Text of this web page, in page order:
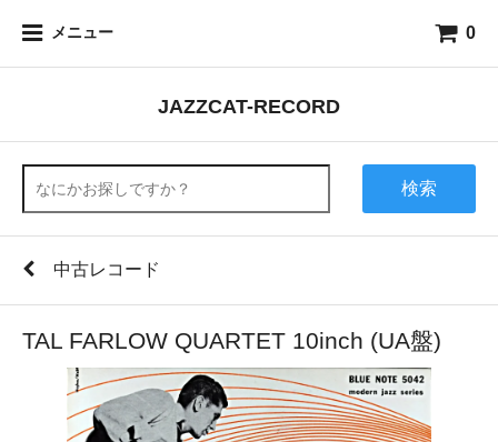
メニュー 0
JAZZCAT-RECORD
検索
中古レコード
TAL FARLOW QUARTET 10inch (UA盤)